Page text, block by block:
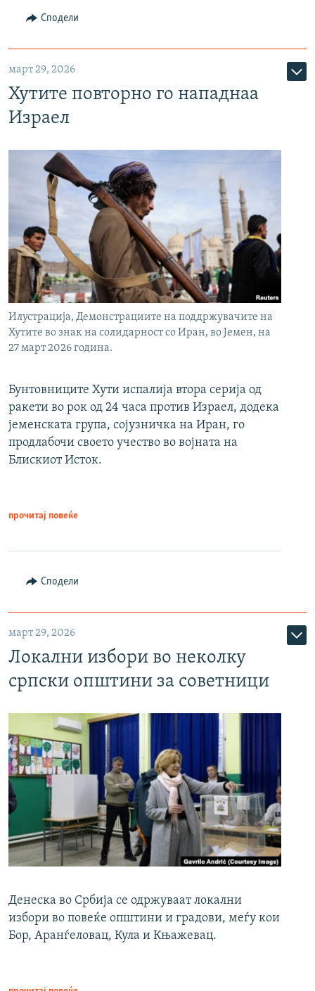
Сподели
март 29, 2026
Хутите повторно го нападнаа
Израел
Илустрација, Демонстрациите на поддржувачите на
Хутите во знак на солидарност со Иран, во Јемен, на
27 март 2026 година.
Бунтовниците Хути испалија втора серија од
ракети во рок од 24 часа против Израел, додека
јеменската група, сојузничка на Иран, го
продлабочи своето учество во војната на
Блискиот Исток.
прочитај повеќе
Сподели
март 29, 2026
Локални избори во неколку
српски општини за советници
Денеска во Србија се одржуваат локални
избори во повеќе општини и градови, меѓу кои
Бор, Аранѓеловац, Кула и Књажевац.